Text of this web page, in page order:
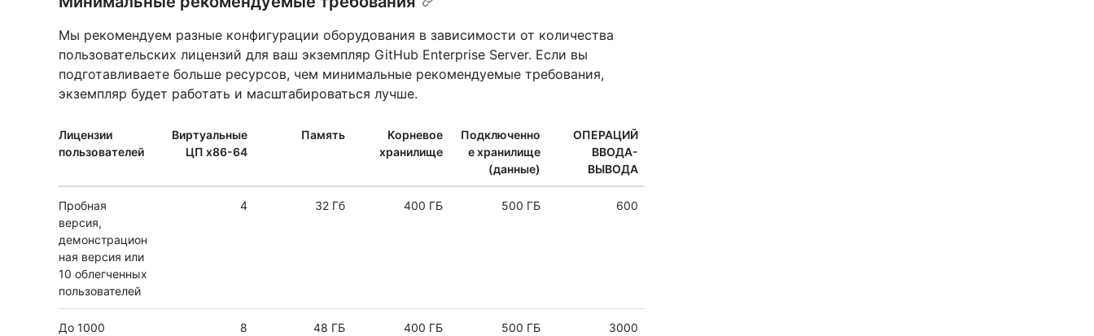
Мы рекомендуем разные конфигурации оборудования в зависимости от количества
пользовательских лицензий для ваш экземпляр GitHub Enterprise Server. Если вы
подготавливаете больше ресурсов, чем минимальные рекомендуемые требования,
экземпляр будет работать и масштабироваться лучше.
Лицензии
пользователей
Виртуальные
ЦП x86-64
Память
Корневое
хранилище
Подключенно
е хранилище
(данные)
ОПЕРАЦИЙ
ВВОДА-
ВЫВОДА
Пробная
версия,
демонстрацион
ная версия или
10 облегченных
пользователей
4 32 Гб 400 ГБ 500 ГБ 600
До 1000 8 48 ГБ 400 ГБ 500 ГБ 3000